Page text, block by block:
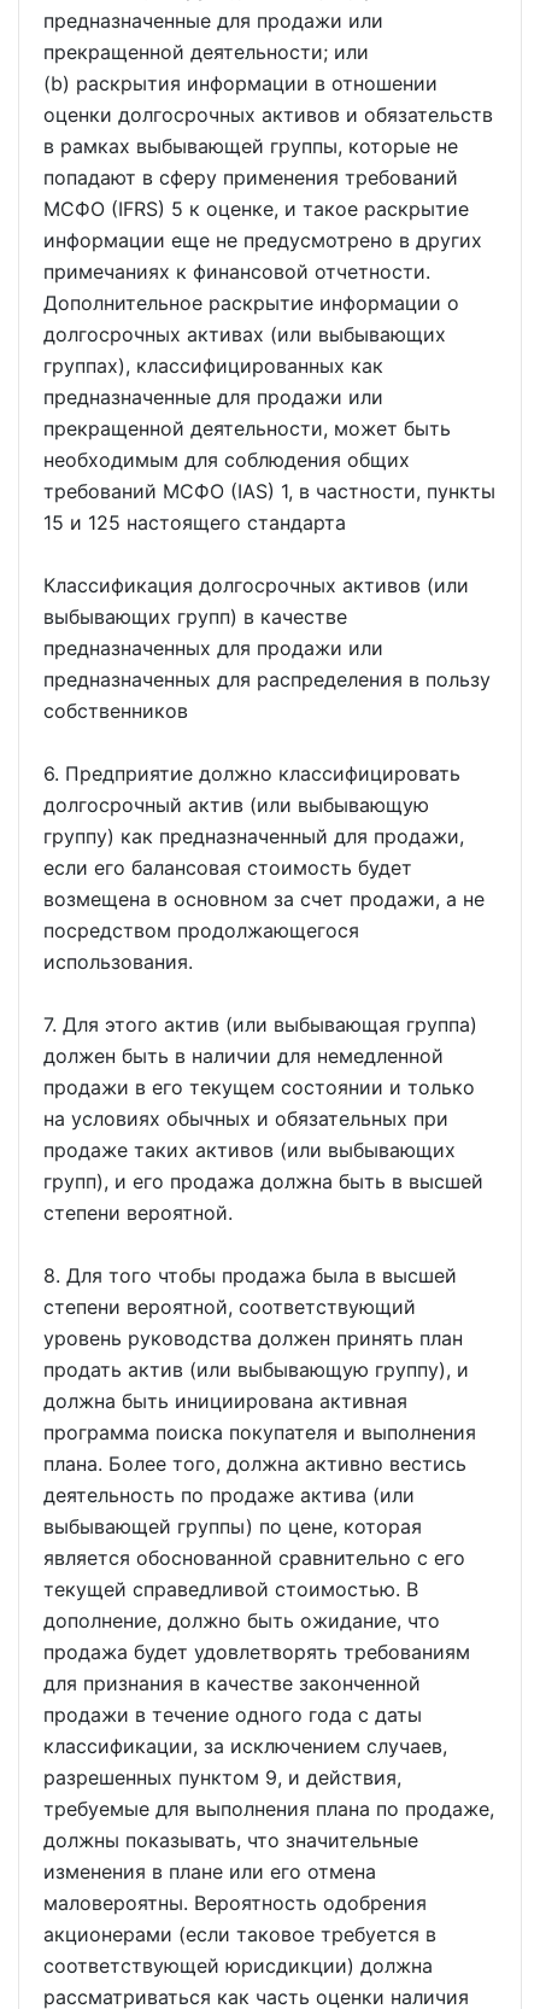
предназначенные для продажи или
прекращенной деятельности; или
(b) раскрытия информации в отношении
оценки долгосрочных активов и обязательств
в рамках выбывающей группы, которые не
попадают в сферу применения требований
МСФО (IFRS) 5 к оценке, и такое раскрытие
информации еще не предусмотрено в других
примечаниях к финансовой отчетности.
Дополнительное раскрытие информации о
долгосрочных активах (или выбывающих
группах), классифицированных как
предназначенные для продажи или
прекращенной деятельности, может быть
необходимым для соблюдения общих
требований МСФО (IAS) 1, в частности, пункты
15 и 125 настоящего стандарта
Классификация долгосрочных активов (или
выбывающих групп) в качестве
предназначенных для продажи или
предназначенных для распределения в пользу
собственников
6. Предприятие должно классифицировать
долгосрочный актив (или выбывающую
группу) как предназначенный для продажи,
если его балансовая стоимость будет
возмещена в основном за счет продажи, а не
посредством продолжающегося
использования.
7. Для этого актив (или выбывающая группа)
должен быть в наличии для немедленной
продажи в его текущем состоянии и только
на условиях обычных и обязательных при
продаже таких активов (или выбывающих
групп), и его продажа должна быть в высшей
степени вероятной.
8. Для того чтобы продажа была в высшей
степени вероятной, соответствующий
уровень руководства должен принять план
продать актив (или выбывающую группу), и
должна быть инициирована активная
программа поиска покупателя и выполнения
плана. Более того, должна активно вестись
деятельность по продаже актива (или
выбывающей группы) по цене, которая
является обоснованной сравнительно с его
текущей справедливой стоимостью. В
дополнение, должно быть ожидание, что
продажа будет удовлетворять требованиям
для признания в качестве законченной
продажи в течение одного года с даты
классификации, за исключением случаев,
разрешенных пунктом 9, и действия,
требуемые для выполнения плана по продаже,
должны показывать, что значительные
изменения в плане или его отмена
маловероятны. Вероятность одобрения
акционерами (если таковое требуется в
соответствующей юрисдикции) должна
рассматриваться как часть оценки наличия